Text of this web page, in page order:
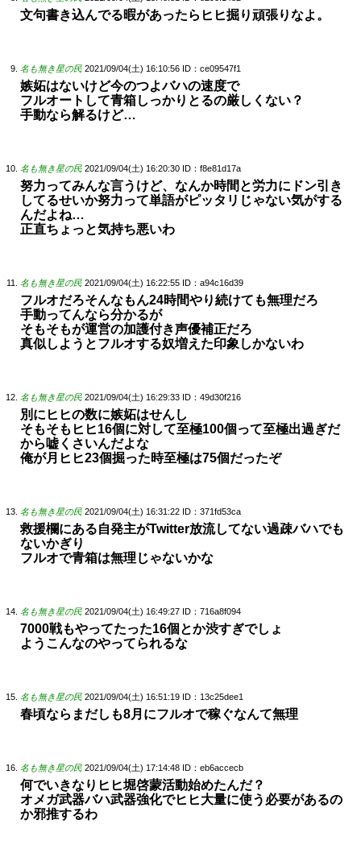
文句書き込んでる暇があったらヒヒ掘り頑張りなよ。
名も無き星の民 2021/09/04(土) 16:10:56 ID：ce09547f1
嫉妬はないけど今のつよバハの速度で
フルオートして青箱しっかりとるの厳しくない？
手動なら解るけど…
名も無き星の民 2021/09/04(土) 16:20:30 ID：f8e81d17a
努力ってみんな言うけど、なんか時間と労力にドン引き
してるせいか努力って単語がピッタリじゃない気がする
んだよね…
正直ちょっと気持ち悪いわ
名も無き星の民 2021/09/04(土) 16:22:55 ID：a94c16d39
フルオだろそんなもん24時間やり続けても無理だろ
手動ってんなら分かるが
そもそもが運営の加護付き声優補正だろ
真似しようとフルオする奴増えた印象しかないわ
名も無き星の民 2021/09/04(土) 16:29:33 ID：49d30f216
別にヒヒの数に嫉妬はせんし
そもそもヒヒ16個に対して至極100個って至極出過ぎだ
から嘘くさいんだよな
俺が月ヒヒ23個掘った時至極は75個だったぞ
名も無き星の民 2021/09/04(土) 16:31:22 ID：371fd53ca
救援欄にある自発主がTwitter放流してない過疎バハでも
ないかぎり
フルオで青箱は無理じゃないかな
名も無き星の民 2021/09/04(土) 16:49:27 ID：716a8f094
7000戦もやってたった16個とか渋すぎでしょ
ようこんなのやってられるな
名も無き星の民 2021/09/04(土) 16:51:19 ID：13c25dee1
春頃ならまだしも8月にフルオで稼ぐなんて無理
名も無き星の民 2021/09/04(土) 17:14:48 ID：eb6accecb
何でいきなりヒヒ堀啓蒙活動始めたんだ？
オメガ武器バハ武器強化でヒヒ大量に使う必要があるの
か邪推するわ